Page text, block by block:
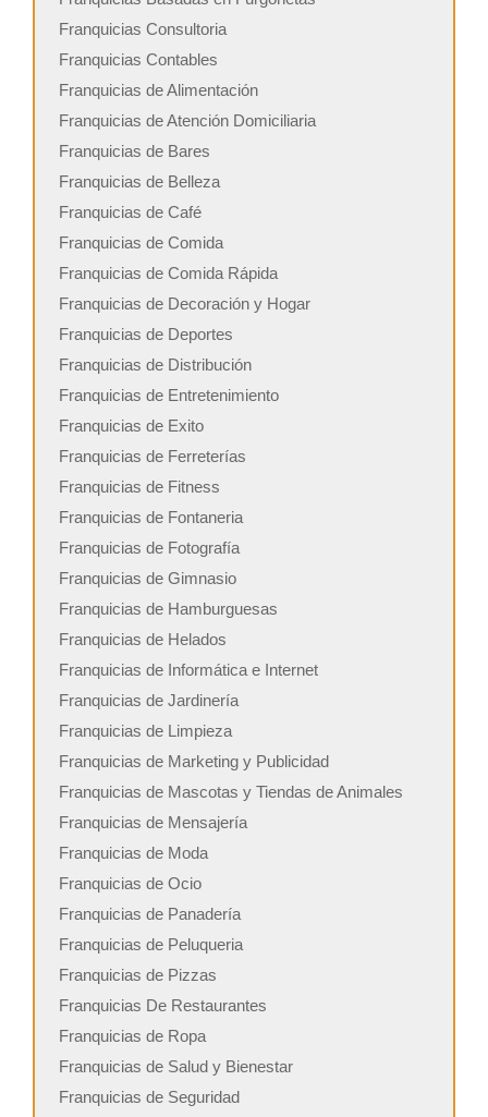
Franquicias Consultoria
Franquicias Contables
Franquicias de Alimentación
Franquicias de Atención Domiciliaria
Franquicias de Bares
Franquicias de Belleza
Franquicias de Café
Franquicias de Comida
Franquicias de Comida Rápida
Franquicias de Decoración y Hogar
Franquicias de Deportes
Franquicias de Distribución
Franquicias de Entretenimiento
Franquicias de Exito
Franquicias de Ferreterías
Franquicias de Fitness
Franquicias de Fontaneria
Franquicias de Fotografía
Franquicias de Gimnasio
Franquicias de Hamburguesas
Franquicias de Helados
Franquicias de Informática e Internet
Franquicias de Jardinería
Franquicias de Limpieza
Franquicias de Marketing y Publicidad
Franquicias de Mascotas y Tiendas de Animales
Franquicias de Mensajería
Franquicias de Moda
Franquicias de Ocio
Franquicias de Panadería
Franquicias de Peluqueria
Franquicias de Pizzas
Franquicias De Restaurantes
Franquicias de Ropa
Franquicias de Salud y Bienestar
Franquicias de Seguridad